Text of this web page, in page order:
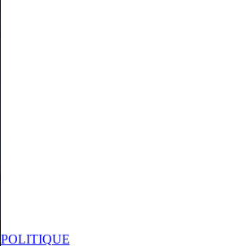
POLITIQUE